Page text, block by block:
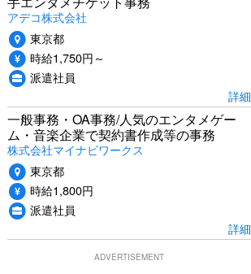
アデコ株式会社
東京都
時給1,750円～
派遣社員
詳細
一般事務・OA事務/人気のエンタメゲー
ム・音楽企業で契約書作成等の事務
株式会社マイナビワークス
東京都
時給1,800円
派遣社員
詳細
ADVERTISEMENT